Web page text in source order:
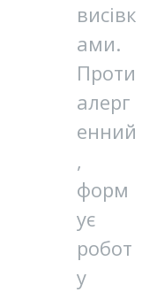
висівк
ами.
Проти
алерг
енний
,
форм
ує
робот
у